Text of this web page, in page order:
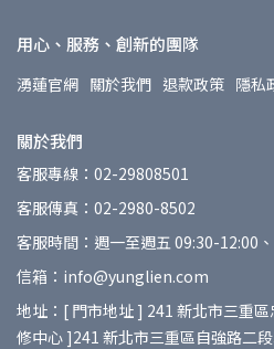
用心、服務、創新的團隊
湧蓮官網 關於我們 退款政策 隱私
關於我們
客服專線：02-29808501
客服傳真：02-2980-8502
客服時間：週一至週五 09:30-12:00
信箱：info@yunglien.com
地址：[ 門市地址 ] 241 新北市三
修中心 ]241 新北市三重區自強路二